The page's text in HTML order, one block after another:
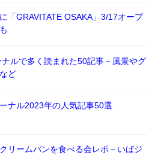
「GRAVITATE OSAKA」3/17オープ
ルで多く読まれた50記事－風景やグ
ど
ナル2023年の人気記事50選
リームパンを食べる会レポ－いばジ